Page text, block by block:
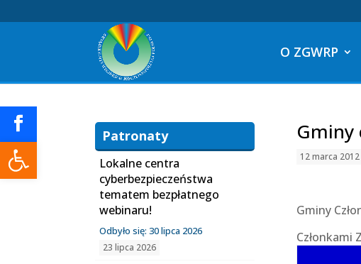
Otwórz pasek narzędzi
O ZGWRP
Gminy
12 marca 2012
Gminy
Członkami
Patronaty
Lokalne centra
cyberbezpieczeństwa
tematem bezpłatnego
webinaru!
Odbyło się: 30 lipca 2026
23 lipca 2026